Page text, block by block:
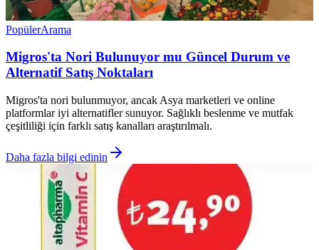
PopülerArama
Migros'ta Nori Bulunuyor mu Güncel Durum ve
Alternatif Satış Noktaları
Migros'ta nori bulunmuyor, ancak Asya marketleri ve online
platformlar iyi alternatifler sunuyor. Sağlıklı beslenme ve mutfak
çeşitliliği için farklı satış kanalları araştırılmalı.
Daha fazla bilgi edinin